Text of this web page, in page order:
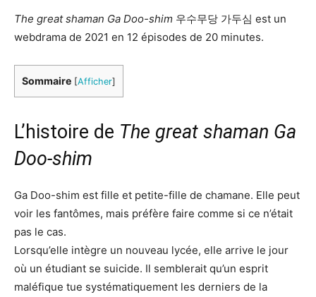
The great shaman Ga Doo-shim 우수무당 가두심 est un
webdrama de 2021 en 12 épisodes de 20 minutes.
Sommaire [Afficher]
L’histoire de The great shaman Ga
Doo-shim
Ga Doo-shim est fille et petite-fille de chamane. Elle peut
voir les fantômes, mais préfère faire comme si ce n’était
pas le cas.
Lorsqu’elle intègre un nouveau lycée, elle arrive le jour
où un étudiant se suicide. Il semblerait qu’un esprit
maléfique tue systématiquement les derniers de la